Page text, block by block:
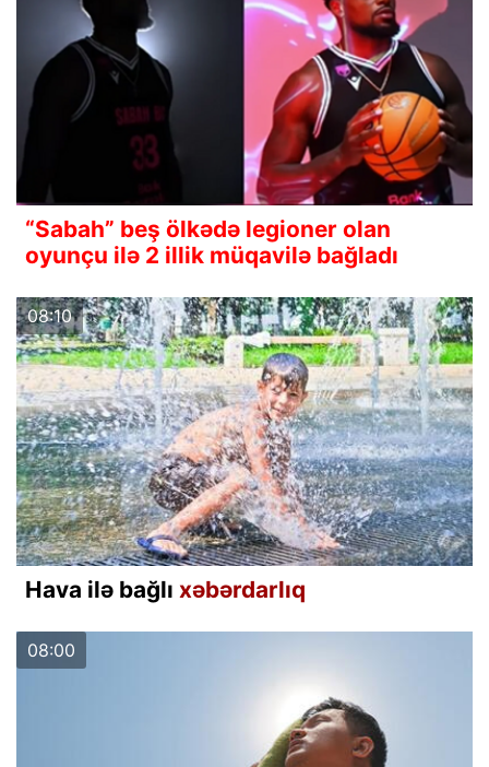
“Sabah” beş ölkədə legioner olan
oyunçu ilə 2 illik müqavilə bağladı
08:10
Hava ilə bağlı xəbərdarlıq
08:00